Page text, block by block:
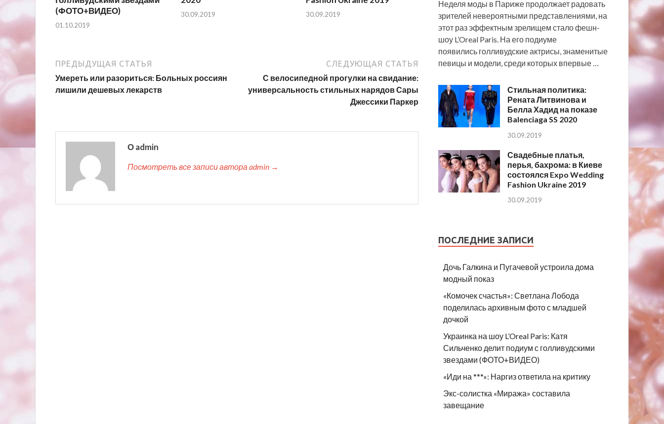
(ФОТО+ВИДЕО)
01.10.2019
30.09.2019 30.09.2019
ПРЕДЫДУЩАЯ СТАТЬЯ
Умереть или разориться: Больных россиян
лишили дешевых лекарств
СЛЕДУЮЩАЯ СТАТЬЯ
С велосипедной прогулки на свидание:
универсальность стильных нарядов Сары
Джессики Паркер
О admin
Посмотреть все записи автора admin →
Неделя моды в Париже продолжает радовать
зрителей невероятными представлениями, на
этот раз эффектным зрелищем стало фешн-
шоу L’Oreal Paris. На его подиуме
появились голливудские актрисы, знаменитые
певицы и модели, среди которых впервые …
Стильная политика:
Рената Литвинова и
Белла Хадид на показе
Balenciaga SS 2020
30.09.2019
Свадебные платья,
перья, бахрома: в Киеве
состоялся Expo Wedding
Fashion Ukraine 2019
30.09.2019
ПОСЛЕДНИЕ ЗАПИСИ
Дочь Галкина и Пугачевой устроила дома
модный показ
«Комочек счастья»: Светлана Лобода
поделилась архивным фото с младшей
дочкой
Украинка на шоу L’Oreal Paris: Катя
Сильченко делит подиум с голливудскими
звездами (ФОТО+ВИДЕО)
«Иди на ***»: Наргиз ответила на критику
Экс-солистка «Миража» составила
завещание